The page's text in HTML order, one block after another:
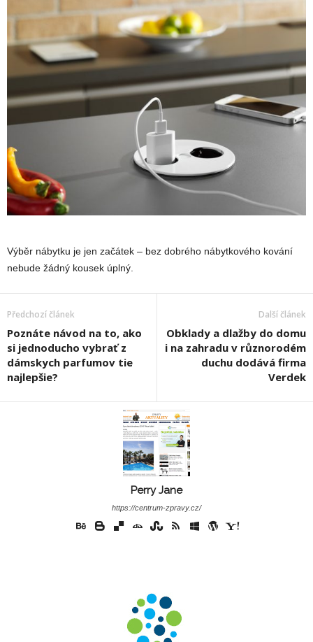
Výběr nábytku je jen začátek – bez dobrého nábytkového kování
nebude žádný kousek úplný.
Předchozí článek
Poznáte návod na to, ako
si jednoducho vybrať z
dámskych parfumov tie
najlepšie?
Další článek
Obklady a dlažby do domu
i na zahradu v různorodém
duchu dodává firma
Verdek
Perry Jane
https://centrum-zpravy.cz/